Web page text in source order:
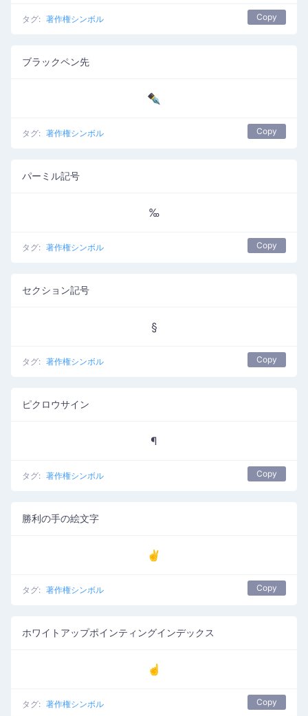
タグ: 著作権シンボル Copy
ブラックペン先
✒
タグ: 著作権シンボル Copy
パーミル記号
‰
タグ: 著作権シンボル Copy
セクション記号
§
タグ: 著作権シンボル Copy
ピクロウサイン
¶
タグ: 著作権シンボル Copy
勝利の手の絵文字
✌️
タグ: 著作権シンボル Copy
ホワイトアップポインティングインデックス
☝
タグ: 著作権シンボル Copy